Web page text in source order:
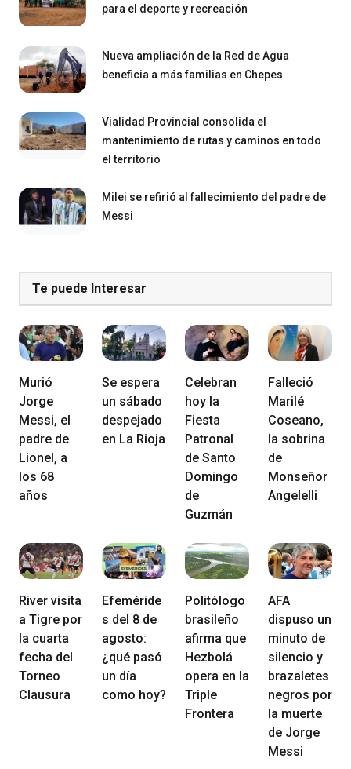
para el deporte y recreación
Nueva ampliación de la Red de Agua
beneficia a más familias en Chepes
Vialidad Provincial consolida el
mantenimiento de rutas y caminos en todo
el territorio
Milei se refirió al fallecimiento del padre de
Messi
Te puede Interesar
Murió
Jorge
Messi, el
padre de
Lionel, a
los 68
años
Se espera
un sábado
despejado
en La Rioja
Celebran
hoy la
Fiesta
Patronal
de Santo
Domingo
de
Guzmán
Falleció
Marilé
Coseano,
la sobrina
de
Monseñor
Angelelli
River visita
a Tigre por
la cuarta
fecha del
Torneo
Clausura
Efeméride
s del 8 de
agosto:
¿qué pasó
un día
como hoy?
Politólogo
brasileño
afirma que
Hezbolá
opera en la
Triple
Frontera
AFA
dispuso un
minuto de
silencio y
brazaletes
negros por
la muerte
de Jorge
Messi